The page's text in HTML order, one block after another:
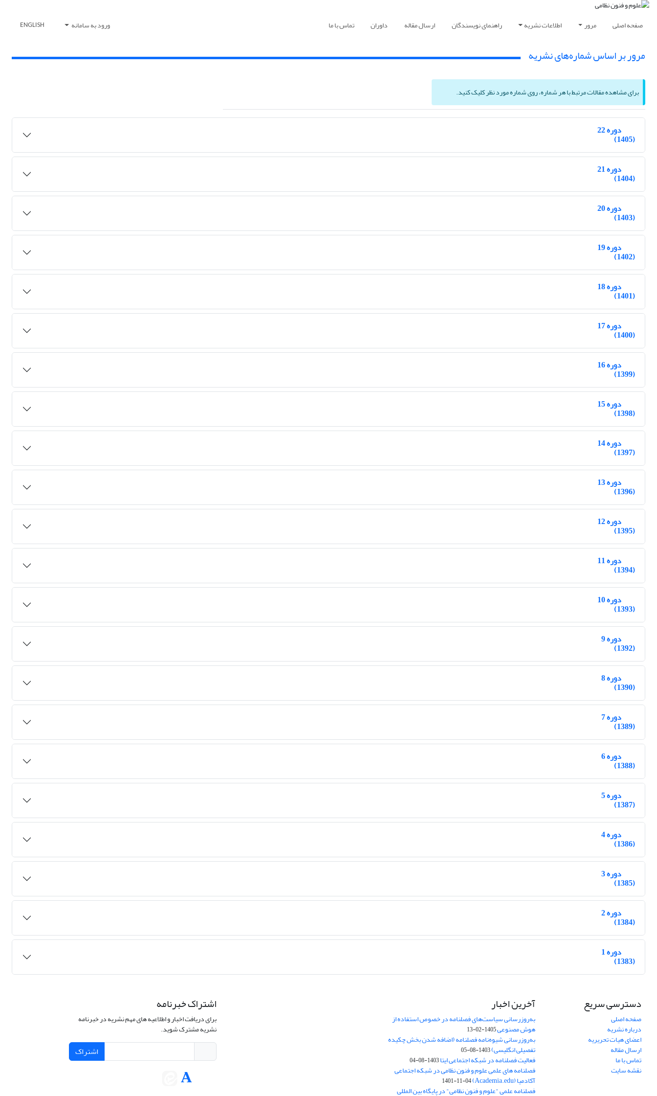
صفحه اصلی مرور اطلاعات نشریه راهنمای نویسندگان ارسال مقاله داوران تماس با ما ورود به سامانه ENGLISH
مرور بر اساس شماره‌های نشریه
برای مشاهده مقالات مرتبط با هر شماره، روی شماره مورد نظر کلیک کنید.
دوره 22
(1405)
دوره 21
(1404)
دوره 20
(1403)
دوره 19
(1402)
دوره 18
(1401)
دوره 17
(1400)
دوره 16
(1399)
دوره 15
(1398)
دوره 14
(1397)
دوره 13
(1396)
دوره 12
(1395)
دوره 11
(1394)
دوره 10
(1393)
دوره 9
(1392)
دوره 8
(1390)
دوره 7
(1389)
دوره 6
(1388)
دوره 5
(1387)
دوره 4
(1386)
دوره 3
(1385)
دوره 2
(1384)
دوره 1
(1383)
دسترسی سریع
صفحه اصلی
درباره نشریه
اعضای هیات تحریریه
ارسال مقاله
تماس با ما
نقشه سایت
آخرین اخبار
به‌روزرسانی سیاست‌های فصلنامه در خصوص استفاده از
هوش مصنوعی1405-02-13
به‌روزرسانی شیوه‌نامه فصلنامه (اضافه شدن بخش چکیده
تفصیلی انگلیسی)1403-08-05
فعالیت فصلنامه در شبکه اجتماعی ایتا1403-08-04
فصلنامه های علمی علوم و فنون نظامی در شبکه اجتماعی
آکادمیا (Academia.edu) 1401-11-04
فصلنامه علمی "علوم و فنون نظامی" در پایگاه بین المللی
اشتراک خبرنامه
برای دریافت اخبار و اطلاعیه های مهم نشریه در خبرنامه
نشریه مشترک شوید.
اشتراک